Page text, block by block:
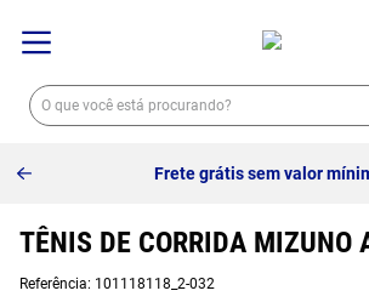
Frete grátis sem valor
TÊNIS DE CORRIDA MIZUNO
Referência: 101118118_2-032